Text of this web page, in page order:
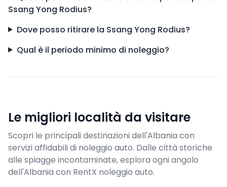
Ssang Yong Rodius?
Dove posso ritirare la Ssang Yong Rodius?
Qual è il periodo minimo di noleggio?
Le migliori località da visitare
Scopri le principali destinazioni dell'Albania con
servizi affidabili di noleggio auto. Dalle città storiche
alle spiagge incontaminate, esplora ogni angolo
dell'Albania con RentX noleggio auto.